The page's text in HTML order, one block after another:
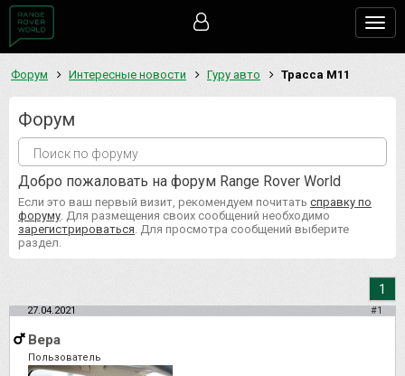
Форум Интересные новости Гуру авто Трасса М11
Форум
Добро пожаловать на форум Range Rover World
Если это ваш первый визит, рекомендуем почитать справку по
форуму . Для размещения своих сообщений необходимо
зарегистрироваться . Для просмотра сообщений выберите
раздел.
1
27.04.2021 #1
Вера
Пользователь